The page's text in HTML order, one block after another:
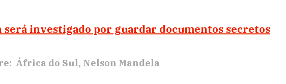
será investigado por guardar documentos secretos
África do Sul Nelson Mandela